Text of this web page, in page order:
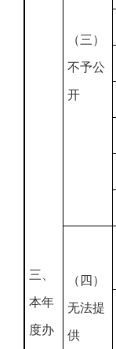
三、
本年
度办
（三）
不予公
开
（四）
无法提
供